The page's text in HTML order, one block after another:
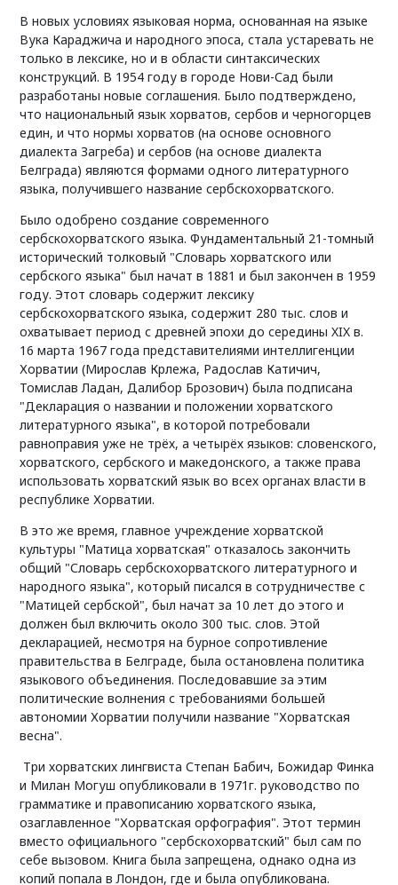
В новых условиях языковая норма, основанная на языке
Вука Караджича и народного эпоса, стала устаревать не
только в лексике, но и в области синтаксических
конструкций. В 1954 году в городе Нови-Сад были
разработаны новые соглашения. Было подтверждено,
что национальный язык хорватов, сербов и черногорцев
един, и что нормы хорватов (на основе основного
диалекта Загреба) и сербов (на основе диалекта
Белграда) являются формами одного литературного
языка, получившего название сербскохорватского.
Было одобрено создание современного
сербскохорватского языка. Фундаментальный 21-томный
исторический толковый "Словарь хорватского или
сербского языка" был начат в 1881 и был закончен в 1959
году. Этот словарь содержит лексику
сербскохорватского языка, содержит 280 тыс. слов и
охватывает период с древней эпохи до середины XIX в.
16 марта 1967 года представителиями интеллигенции
Хорватии (Мирослав Крлежа, Радослав Катичич,
Томислав Ладан, Далибор Брозович) была подписана
"Декларация о названии и положении хорватского
литературного языка", в которой потребовали
равноправия уже не трёх, а четырёх языков: словенского,
хорватского, сербского и македонского, а также права
использовать хорватский язык во всех органах власти в
республике Хорватии.
В это же время, главное учреждение хорватской
культуры "Матица хорватская" отказалось закончить
общий "Словарь сербскохорватского литературного и
народного языка", который писался в сотрудничестве с
"Матицей сербской", был начат за 10 лет до этого и
должен был включить около 300 тыс. слов. Этой
декларацией, несмотря на бурное сопротивление
правительства в Белграде, была остановлена политика
языкового объединения. Последовавшие за этим
политические волнения с требованиями большей
автономии Хорватии получили название "Хорватская
весна".
Три хорватских лингвиста Степан Бабич, Божидар Финка
и Милан Могуш опубликовали в 1971г. руководство по
грамматике и правописанию хорватского языка,
озаглавленное "Хорватская орфография". Этот термин
вместо официального "сербскохорватский" был сам по
себе вызовом. Книга была запрещена, однако одна из
копий попала в Лондон, где и была опубликована.